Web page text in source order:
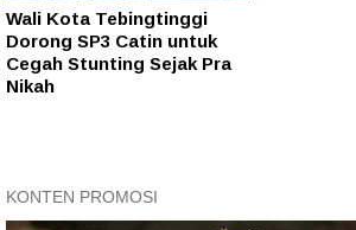
Wali Kota Tebingtinggi
Dorong SP3 Catin untuk
Cegah Stunting Sejak Pra
Nikah